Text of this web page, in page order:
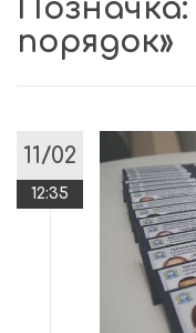
Позначка:
порядок»
11/02
12:35